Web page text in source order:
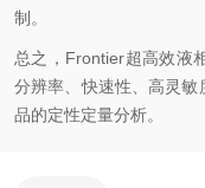
制。
总之，Frontier超高效液
分辨率、快速性、高灵
品的定性定量分析。